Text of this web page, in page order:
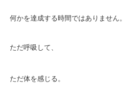
何かを達成する時間ではありません。
ただ呼吸して、
ただ体を感じる。